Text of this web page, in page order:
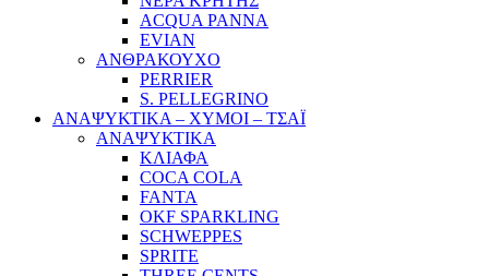
ACQUA PANNA
EVIAN
ΑΝΘΡΑΚΟΥΧΟ
PERRIER
S. PELLEGRINO
ΑΝΑΨΥΚΤΙΚΑ – ΧΥΜΟΙ – ΤΣΑΪ
ΑΝΑΨΥΚΤΙΚΑ
ΚΛΙΑΦΑ
COCA COLA
FANTA
OKF SPARKLING
SCHWEPPES
SPRITE